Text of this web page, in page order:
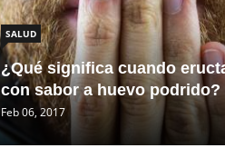
SALUD
¿Qué significa cuando
con sabor a huevo podrido?
Feb 06, 2017